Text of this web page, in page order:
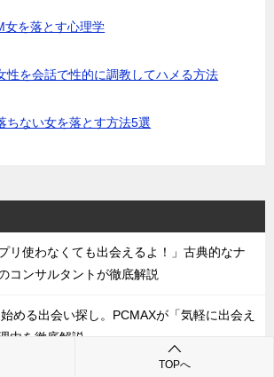
女を落とす心理学
性を会話で性的に調教してハメる方法
ちない女を落とす方法5選
リ使わなくても出会えるよ！」古典的なナ
コンサルタントが徹底解説
める出会い探し。PCMAXが「気軽に出会え
由を徹底解説
TOPへ